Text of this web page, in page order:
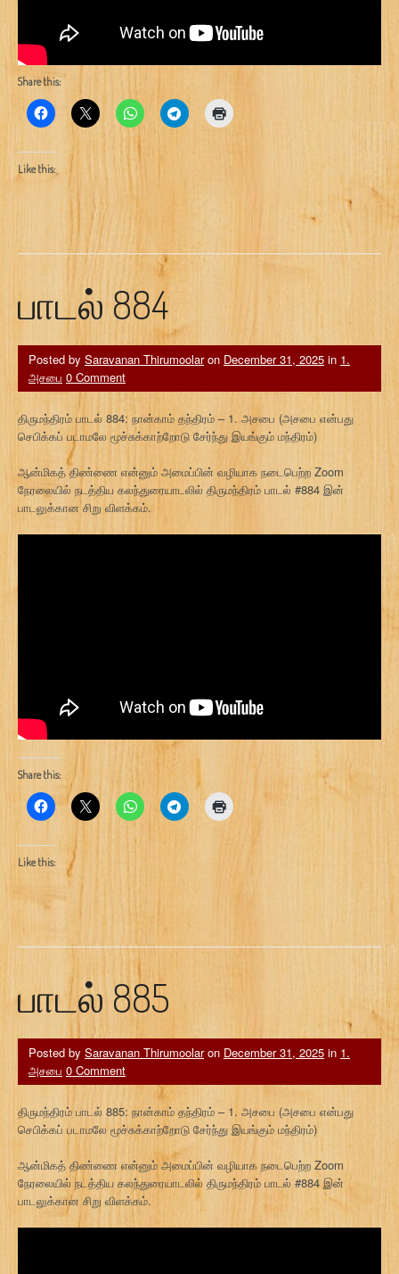
Share this:
Like this:
பாடல் 884
Posted by Saravanan Thirumoolaron December 31, 2025 in 1.
அசபை 0 Comment
திருமந்திரம் பாடல் 884: நான்காம் தந்திரம் – 1. அசபை (அசபை என்பது
செபிக்கப் படாமலே மூச்சுக்காற்றோடு சேர்ந்து இயங்கும் மந்திரம்)
ஆன்மிகத் திண்ணை என்னும் அமைப்பின் வழியாக நடைபெற்ற Zoom
நேரலையில் நடத்திய கலந்துரையாடலில் திருமந்திரம் பாடல் #884 இன்
பாடலுக்கான சிறு விளக்கம்.
Share this:
Like this:
பாடல் 885
Posted by Saravanan Thirumoolaron December 31, 2025 in 1.
அசபை 0 Comment
திருமந்திரம் பாடல் 885: நான்காம் தந்திரம் – 1. அசபை (அசபை என்பது
செபிக்கப் படாமலே மூச்சுக்காற்றோடு சேர்ந்து இயங்கும் மந்திரம்)
ஆன்மிகத் திண்ணை என்னும் அமைப்பின் வழியாக நடைபெற்ற Zoom
நேரலையில் நடத்திய கலந்துரையாடலில் திருமந்திரம் பாடல் #884 இன்
பாடலுக்கான சிறு விளக்கம்.